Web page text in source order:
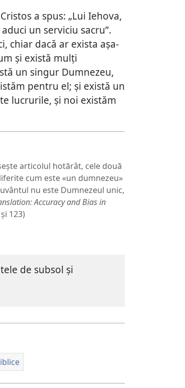
a spus: „Lui Iehova,
un serviciu sacru”.
chiar dacă ar exista așa-
și există mulți
un singur Dumnezeu,
pentru el; și există un
lucrurile, și noi existăm
articolul hotărât, cele două
cum este «un dumnezeu»
nu este Dumnezeul unic,
Accuracy and Bias in
123)
de subsol și